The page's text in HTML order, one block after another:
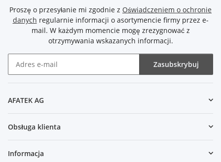
Proszę o przesyłanie mi zgodnie z Oświadczeniem o ochronie
danych regularnie informacji o asortymencie firmy przez e-
mail. W każdym momencie mogę zrezygnować z
otrzymywania wskazanych informacji.
Zasubskrybuj
AFATEK AG
Obsługa klienta
Informacja